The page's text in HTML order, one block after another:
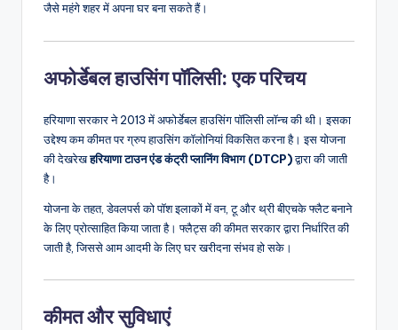
जैसे महंगे शहर में अपना घर बना सकते हैं।
अफोर्डेबल हाउसिंग पॉलिसी: एक परिचय
हरियाणा सरकार ने 2013 में अफोर्डेबल हाउसिंग पॉलिसी लॉन्च की थी। इसका
उद्देश्य कम कीमत पर ग्रुप हाउसिंग कॉलोनियां विकसित करना है। इस योजना
की देखरेखहरियाणा टाउन एंड कंट्री प्लानिंग विभाग (DTCP)द्वारा की जाती
है।
योजना के तहत, डेवलपर्स को पॉश इलाकों में वन, टू और थ्री बीएचके फ्लैट बनाने
के लिए प्रोत्साहित किया जाता है। फ्लैट्स की कीमत सरकार द्वारा निर्धारित की
जाती है, जिससे आम आदमी के लिए घर खरीदना संभव हो सके।
कीमत और सुविधाएं